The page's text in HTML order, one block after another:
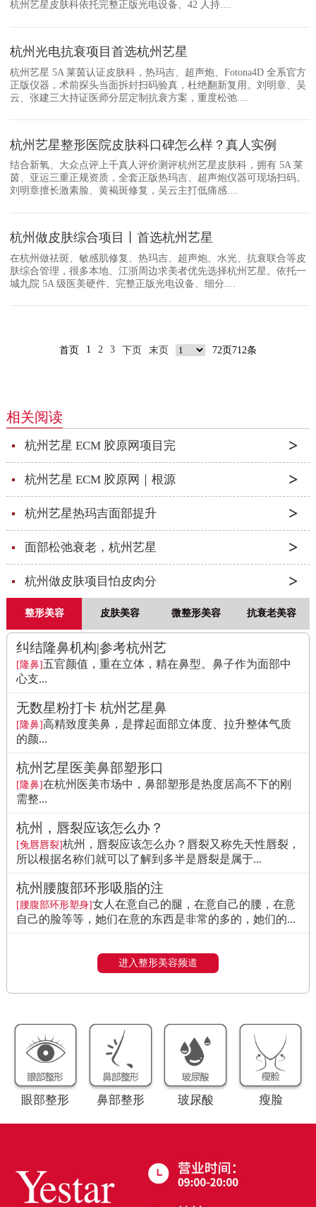
杭州艺星皮肤科依托完整正版光电设备、42 人持....
杭州光电抗衰项目首选杭州艺星
杭州艺星 5A 莱茵认证皮肤科，热玛吉、超声炮、Fotona4D 全系官方
正版仪器，术前探头当面拆封扫码验真，杜绝翻新复用。刘明章、吴
云、张建三大持证医师分层定制抗衰方案，重度松弛....
杭州艺星整形医院皮肤科口碑怎么样？真人实例
结合新氧、大众点评上千真人评价测评杭州艺星皮肤科，拥有 5A 莱
茵、亚运三重正规资质，全套正版热玛吉、超声炮仪器可现场扫码。
刘明章擅长激素脸、黄褐斑修复，吴云主打低痛感....
杭州做皮肤综合项目丨首选杭州艺星
在杭州做祛斑、敏感肌修复、热玛吉、超声炮、水光、抗衰联合等皮
肤综合管理，很多本地、江浙周边求美者优先选择杭州艺星。依托一
城九院 5A 级医美硬件、完整正版光电设备、细分....
首页 1 2 3 下页 末页 72页712条
相关阅读
杭州艺星 ECM 胶原网项目完
杭州艺星 ECM 胶原网｜根源
杭州艺星热玛吉面部提升
面部松弛衰老，杭州艺星
杭州做皮肤项目怕皮肉分
整形美容 皮肤美容 微整形美容 抗衰老美容
纠结隆鼻机构|参考杭州艺
[隆鼻]五官颜值，重在立体，精在鼻型。鼻子作为面部中
心支...
无数星粉打卡 杭州艺星鼻
[隆鼻]高精致度美鼻，是撑起面部立体度、拉升整体气质
的颜...
杭州艺星医美鼻部塑形口
[隆鼻]在杭州医美市场中，鼻部塑形是热度居高不下的刚
需整...
杭州，唇裂应该怎么办？
[兔唇唇裂]杭州，唇裂应该怎么办？唇裂又称先天性唇裂，
所以根据名称们就可以了解到多半是唇裂是属于...
杭州腰腹部环形吸脂的注
[腰腹部环形塑身]女人在意自己的腿，在意自己的腰，在意
自己的脸等等，她们在意的东西是非常的多的，她们的...
进入整形美容频道
眼部整形 鼻部整形 玻尿酸 瘦脸